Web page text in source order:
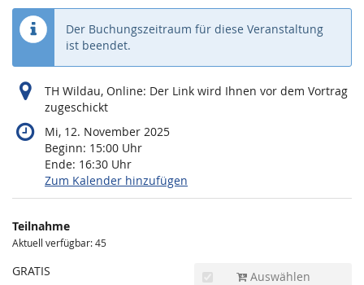
Der Buchungszeitraum für diese Veranstaltung
ist beendet.
TH Wildau, Online: Der Link wird Ihnen vor dem Vortrag
zugeschickt
Mi, 12. November 2025
Beginn: 15:00 Uhr
Ende: 16:30 Uhr
Zum Kalender hinzufügen
Produkte
Unkategorisierte
Produkte
Teilnahme
Aktuell verfügbar: 45
GRATIS Auswählen